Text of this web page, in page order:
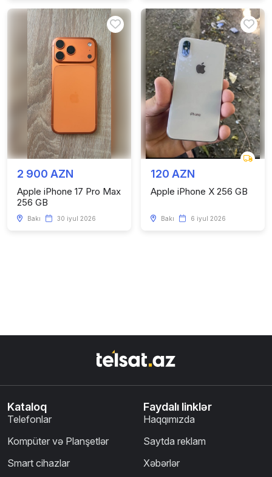
2 900 AZN
Apple iPhone 17 Pro Max
256 GB
Bakı 30 iyul 2026
120 AZN
Apple iPhone X 256 GB
Bakı 6 iyul 2026
Kataloq
Telefonlar
Kompüter və Planşetlər
Smart cihazlar
Faydalı linklər
Haqqımızda
Saytda reklam
Xəbərlər